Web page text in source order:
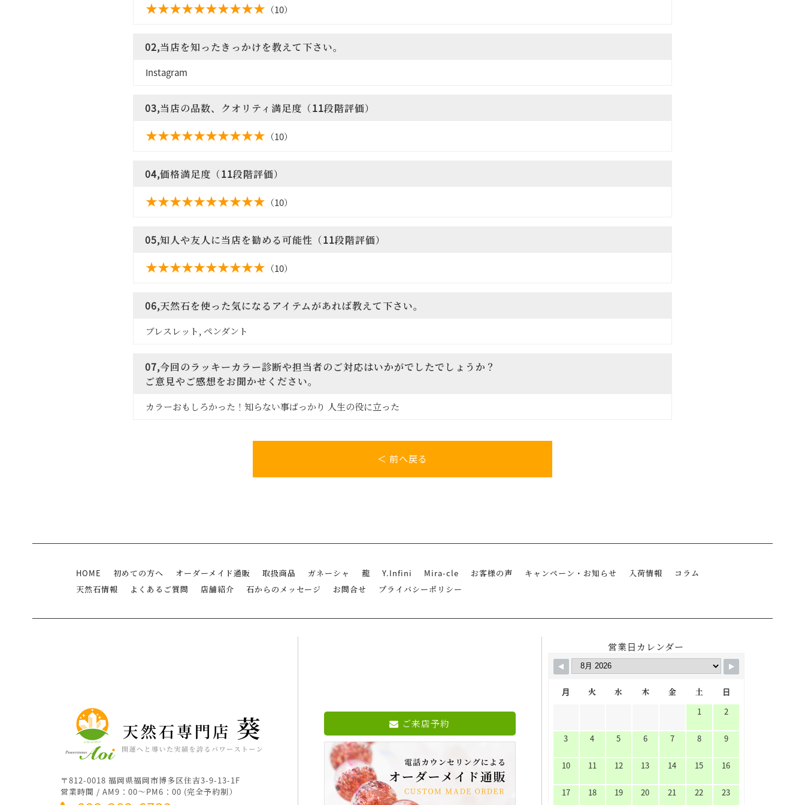
（10）
02,当店を知ったきっかけを教えて下さい。
Instagram
03,当店の品数、クオリティ満足度（11段階評価）
（10）
04,価格満足度（11段階評価）
（10）
05,知人や友人に当店を勧める可能性（11段階評価）
（10）
06,天然石を使った気になるアイテムがあれば教えて下さい。
ブレスレット, ペンダント
07,今回のラッキーカラー診断や担当者のご対応はいかがでしたでしょうか？
ご意見やご感想をお聞かせください。
カラーおもしろかった！知らない事ばっかり 人生の役に立った
＜ 前へ戻る
HOME 初めての方へ オーダーメイド通販 取扱商品 ガネーシャ 龍 Y.Infini Mira-cle お客様の声 キャンペーン・お知らせ 入荷情報
コラム
天然石情報
よくあるご質問 店舗紹介 石からのメッセージ お問合せ プライバシーポリシー
〒812-0018 福岡県福岡市博多区住吉3-9-13-1F
営業時間 / AM9：00～PM6：00 (完全予約制）
ご来店予約
営業日カレンダー
月 火 水 木 金 土
日
1
2
3 4 5 6 7 8 9
10 11 12 13 14 15 16
17 18 19 20 21 22 23